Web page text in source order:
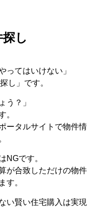
し
ってはいけない」
し」です。
う？」
。
ータルサイトで物件情
NGです。
が合致しただけの物件
す。
い賢い住宅購入は実現